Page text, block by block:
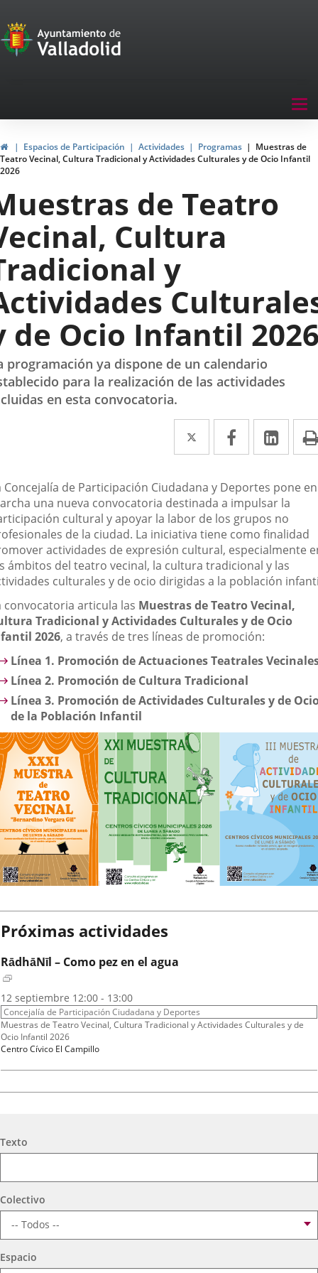
Portal
de
navegación
InicioEspacios de Participación Actividades Programas
Muestras de
Teatro Vecinal, Cultura Tradicional y Actividades Culturales y de Ocio Infantil
2026
de Teatro
Cultura
y
de Ocio Infantil
programación ya dispone de un calendario
para la realización de las actividades
en esta convocatoria.
Twitter
Enlace
a
una
aplicación
externa.
Facebook
Enlace
a
una
aplicación
externa.
a
una
Concejalía de Participación Ciudadana y Deportes pone en
una nueva convocatoria destinada a impulsar la
cultural y apoyar la labor de los grupos no
de la ciudad. La iniciativa tiene como finalidad
actividades de expresión cultural, especialmente
ámbitos del teatro vecinal, la cultura tradicional y las
culturales y de ocio dirigidas a la población
convocatoria articula las Muestras de Teatro Vecinal,
Tradicional y Actividades Culturales y de Ocio
2026, a través de tres líneas de promoción:
Línea 1. Promoción de Actuaciones Teatrales
Línea 2. Promoción de Cultura Tradicional
Línea 3. Promoción de Actividades Culturales y de
de la Población Infantil
Próximas actividades
RādhāNīl – Como pez en el agua
Fechas
del
evento
12 septiembre 2026
12:00 - 13:00
Organizador
de
actividad
Concejalía de Participación Ciudadana y Deportes
Programa
Muestras de Teatro Vecinal, Cultura Tradicional y Actividades Culturales y de
Ocio Infantil 2026
Espacio
Centro Cívico El Campillo
A.T. VIRGEN DE LOS AGUADORES
del
evento
Organizador
de
Concejalía de Participación Ciudadana y Deportes
Programa
Muestras de Teatro Vecinal, Cultura Tradicional y Actividades Culturales y de
Espacio
Centro Cívico Científico José Antonio Valverde
TEATRO PARQUESOL
Mujeres
Búsqueda
Texto
Colectivo
Espacio